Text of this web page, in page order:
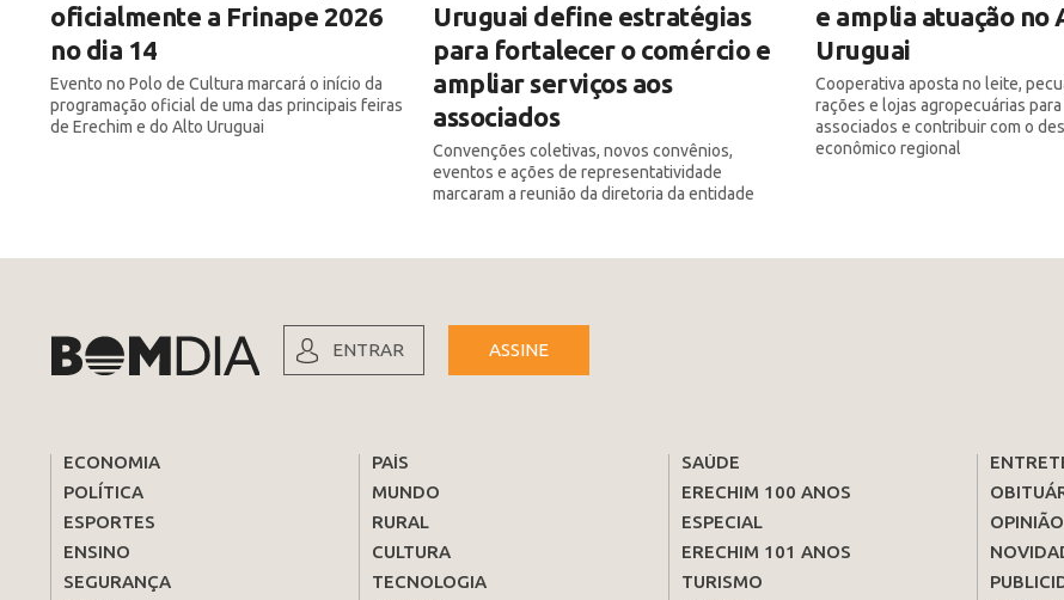
oficialmente a Frinape 2026
no dia 14
Evento no Polo de Cultura marcará o início da
programação oficial de uma das principais feiras
de Erechim e do Alto Uruguai
Uruguai define estratégias
para fortalecer o comércio e
ampliar serviços aos
associados
Convenções coletivas, novos convênios,
eventos e ações de representatividade
marcaram a reunião da diretoria da entidade
e amplia atuação no
Uruguai
Cooperativa aposta no leite,
rações e lojas agropecuárias
associados e contribuir com o
econômico regional
ENTRAR ASSINE
ECONOMIA
POLÍTICA
ESPORTES
ENSINO
SEGURANÇA
PAÍS
MUNDO
RURAL
CULTURA
TECNOLOGIA
SAÚDE
ERECHIM 100 ANOS
ESPECIAL
ERECHIM 101 ANOS
TURISMO
OPINIÃO